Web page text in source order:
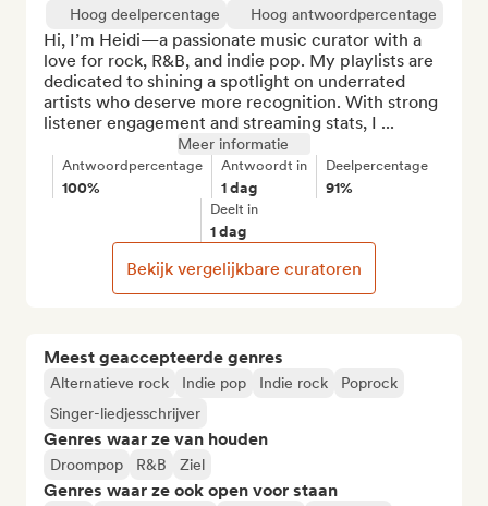
Meest geaccepteerde genres
Alternatieve rock Indie pop Indie rock
Poprock
Singer-liedjesschrijver
Genres waar ze van houden
Droompop R&B Ziel
Genres waar ze ook open voor staan
Hoog deelpercentage
Hoog antwoordpercentage
Hi, I’m Heidi—a passionate music curator with a
love for rock, R&B, and indie pop. My playlists are
dedicated to shining a spotlight on underrated
artists who deserve more recognition. With strong
listener engagement and streaming stats, I ...
Meer informatie
Antwoordpercentage
100%
Antwoordt in
1 dag
Deelpercentage
91%
Deelt in
1 dag
Bekijk vergelijkbare curatoren